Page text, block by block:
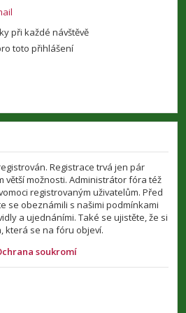
při každé návštěvě
toto přihlášení
Registrace trvá jen pár
větší možnosti. Administrátor fóra též
registrovaným uživatelům. Před
se obeznámili s našimi podmínkami
a ujednáními. Také se ujistěte, že si
která se na fóru objeví.
soukromí